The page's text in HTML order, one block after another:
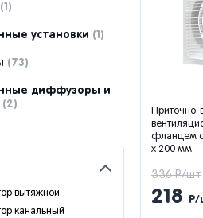
(1)
установки (1)
(73)
диффузоры и
(2)
вытяжной
канальный
Приточно-
фланцем d
x 200 мм
336 Р/шт
218 Р/